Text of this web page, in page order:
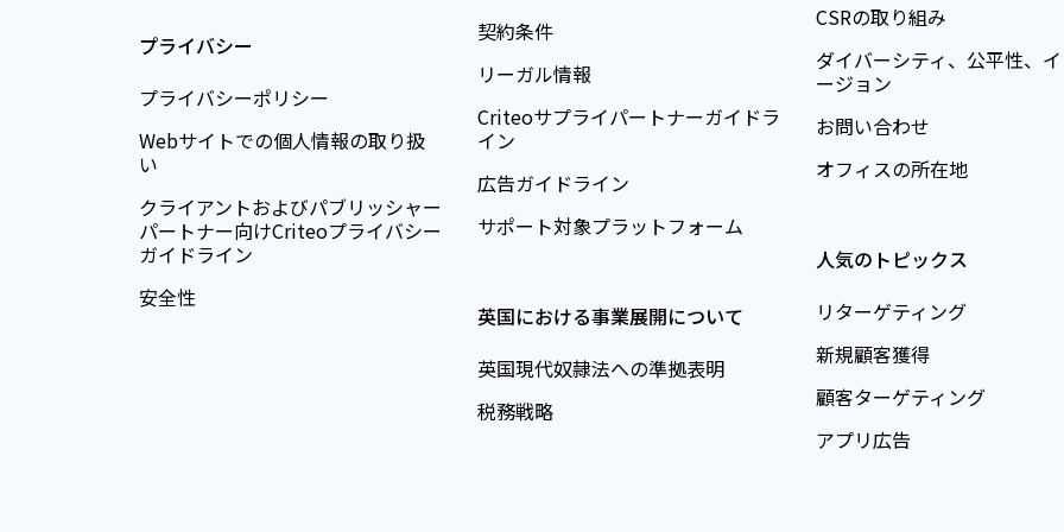
プライバシー
プライバシーポリシー
Webサイトでの個人情報の取り扱
い
クライアントおよびパブリッシャー
パートナー向けCriteoプライバシー
ガイドライン
安全性
契約条件
リーガル情報
Criteoサプライパートナーガイドラ
イン
広告ガイドライン
サポート対象プラットフォーム
英国における事業展開について
英国現代奴隷法への準拠表明
税務戦略
CSRの取り組み
ダイバーシティ、公平性、
ージョン
お問い合わせ
オフィスの所在地
人気のトピックス
リターゲティング
新規顧客獲得
顧客ターゲティング
アプリ広告